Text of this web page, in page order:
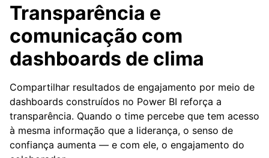
Transparência e
comunicação com
dashboards de clima
Compartilhar resultados de engajamento por meio de
dashboards construídos no Power BI reforça a
transparência. Quando o time percebe que tem acesso
à mesma informação que a liderança, o senso de
confiança aumenta — e com ele, o engajamento do